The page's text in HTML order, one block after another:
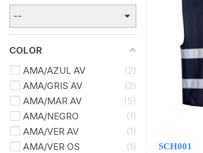
SCH001
COLOR
AMA/AZUL AV
2
AMA/GRIS AV
2
AMA/MAR AV
5
AMA/NEGRO
1
AMA/VER AV
1
AMA/VER OS
1